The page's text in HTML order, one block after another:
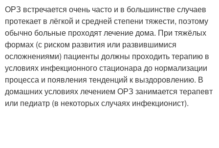
ОРЗ встречается очень часто и в большинстве случаев
протекает в лёгкой и средней степени тяжести, поэтому
обычно больные проходят лечение дома. При тяжёлых
формах (с риском развития или развившимися
осложнениями) пациенты должны проходить терапию в
условиях инфекционного стационара до нормализации
процесса и появления тенденций к выздоровлению. В
домашних условиях лечением ОРЗ занимается терапевт
или педиатр (в некоторых случаях инфекционист).